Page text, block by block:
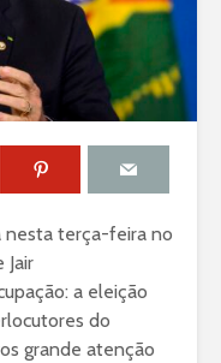
nesta terça-feira no
Jair
a eleição
do
grande atenção